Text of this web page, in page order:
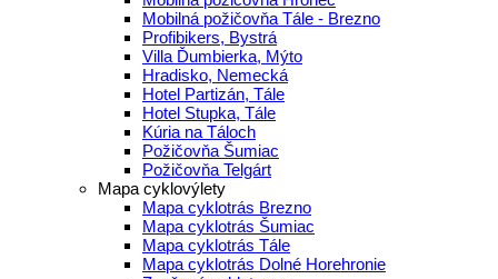
Mobilná požičovňa Tále - Brezno
Profibikers, Bystrá
Villa Ďumbierka, Mýto
Hradisko, Nemecká
Hotel Partizán, Tále
Hotel Stupka, Tále
Kúria na Táloch
Požičovňa Šumiac
Požičovňa Telgárt
Mapa cyklovýlety
Mapa cyklotrás Brezno
Mapa cyklotrás Šumiac
Mapa cyklotrás Tále
Mapa cyklotrás Dolné Horehronie